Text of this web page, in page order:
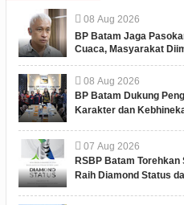
08 Aug 2026
BP Batam Jaga
Cuaca, Masyarakat
08 Aug 2026
BP Batam Dukung
Karakter dan
07 Aug 2026
RSBP Batam
Raih Diamond Status